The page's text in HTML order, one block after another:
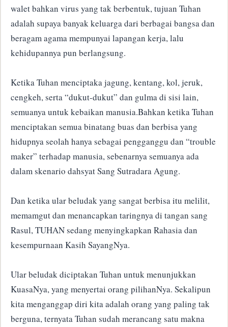
walet bahkan virus yang tak berbentuk, tujuan Tuhan
adalah supaya banyak keluarga dari berbagai bangsa dan
beragam agama mempunyai lapangan kerja, lalu
kehidupannya pun berlangsung.
Ketika Tuhan menciptaka jagung, kentang, kol, jeruk,
cengkeh, serta “dukut-dukut” dan gulma di sisi lain,
semuanya untuk kebaikan manusia.Bahkan ketika Tuhan
menciptakan semua binatang buas dan berbisa yang
hidupnya seolah hanya sebagai pengganggu dan “trouble
maker” terhadap manusia, sebenarnya semuanya ada
dalam skenario dahsyat Sang Sutradara Agung.
Dan ketika ular beludak yang sangat berbisa itu melilit,
memamgut dan menancapkan taringnya di tangan sang
Rasul, TUHAN sedang menyingkapkan Rahasia dan
kesempurnaan Kasih SayangNya.
Ular beludak diciptakan Tuhan untuk menunjukkan
KuasaNya, yang menyertai orang pilihanNya. Sekalipun
kita menganggap diri kita adalah orang yang paling tak
berguna, ternyata Tuhan sudah merancang satu makna